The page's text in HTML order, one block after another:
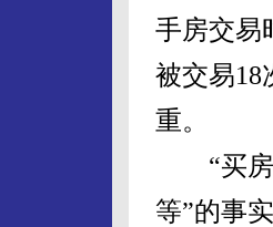
手房交易
被交易18
重。
“买房
等”的事